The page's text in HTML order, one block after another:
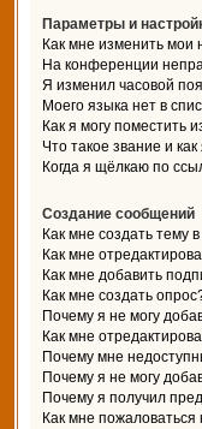
Параметры и
Как мне изменить мои
На конференции
Я изменил часовой
Моего языка нет в
Как я могу поместить
Что такое звание и
Когда я щёлкаю по
Создание сообщений
Как мне создать тему
Как мне
Как мне добавить
Как мне создать
Почему я не могу
Как мне
Почему мне
Почему я не могу
Почему я получил
Как мне